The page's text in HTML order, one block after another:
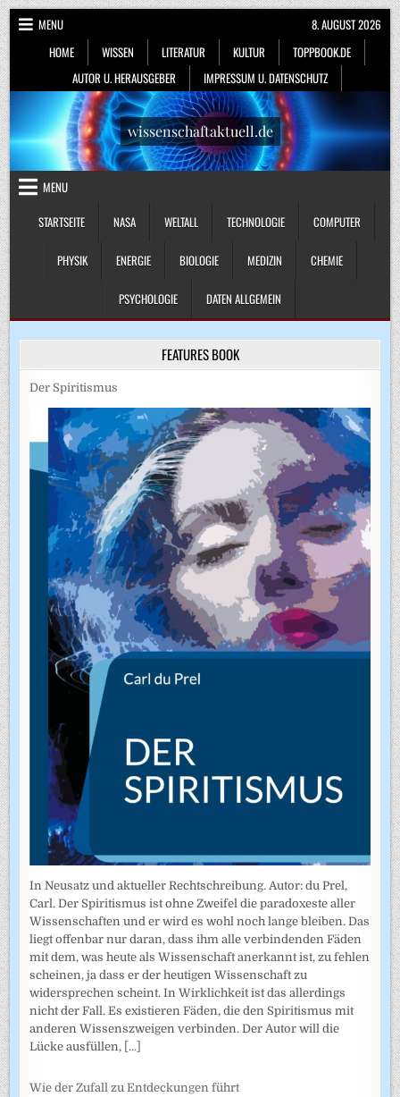
Skip
to
content
MENU
HOME
WISSEN LITERATUR KULTUR
TOPPBOOK.DE
AUTOR U. HERAUSGEBER
IMPRESSUM U. DATENSCHUTZ
8. AUGUST 2026
wissenschaftaktuell.de
MENU
STARTSEITE
NASA WELTALL TECHNOLOGIE COMPUTER
PHYSIK ENERGIE BIOLOGIE MEDIZIN CHEMIE
PSYCHOLOGIE DATEN ALLGEMEIN
FEATURES BOOK
Der Spiritismus
In Neusatz und aktueller Rechtschreibung. Autor: du Prel,
Carl. Der Spiritismus ist ohne Zweifel die paradoxeste aller
Wissenschaften und er wird es wohl noch lange bleiben. Das
liegt offenbar nur daran, dass ihm alle verbindenden Fäden
mit dem, was heute als Wissenschaft anerkannt ist, zu fehlen
scheinen, ja dass er der heutigen Wissenschaft zu
widersprechen scheint. In Wirklichkeit ist das allerdings
nicht der Fall. Es existieren Fäden, die den Spiritismus mit
anderen Wissenszweigen verbinden. Der Autor will die
Lücke ausfüllen, [...]
Wie der Zufall zu Entdeckungen führt